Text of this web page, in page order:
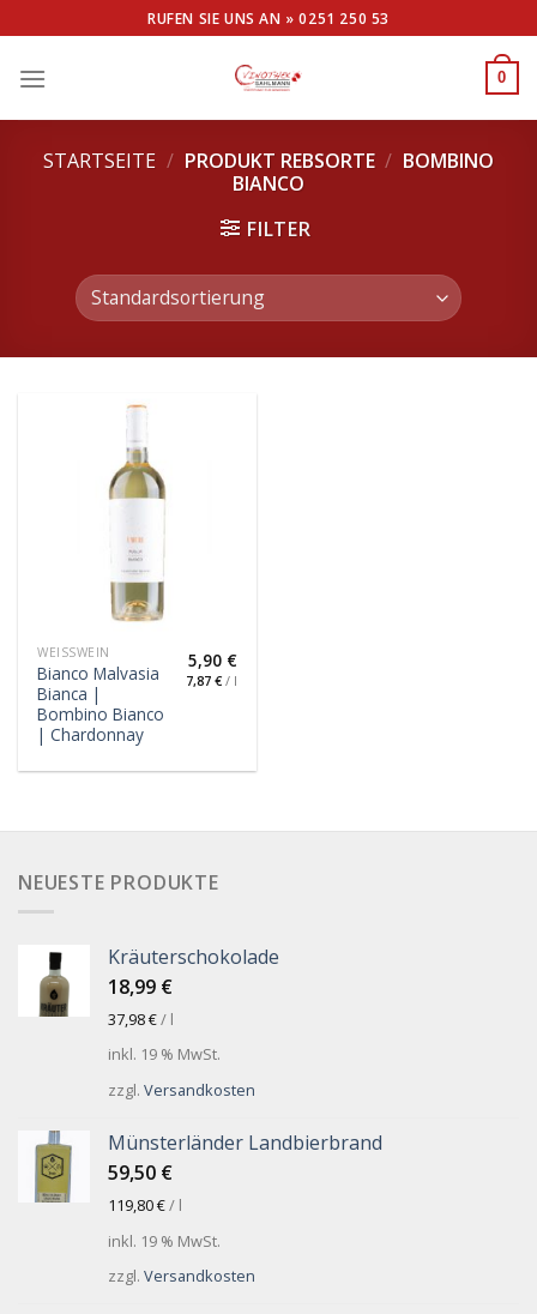
to
content
RUFEN SIE UNS AN »0251 250 53
0
STARTSEITE / PRODUKT REBSORTE / BOMBINO
BIANCO
FILTER
WEISSWEIN
Bianco Malvasia
Bianca |
Bombino Bianco
| Chardonnay
5,90 €
7,87 €/ l
NEUESTE PRODUKTE
Kräuterschokolade
18,99 €
37,98€/ l
inkl. 19 % MwSt.
zzgl. Versandkosten
Münsterländer Landbierbrand
59,50 €
119,80€/ l
inkl. 19 % MwSt.
zzgl. Versandkosten